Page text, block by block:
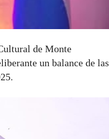
de Monte
un balance de las